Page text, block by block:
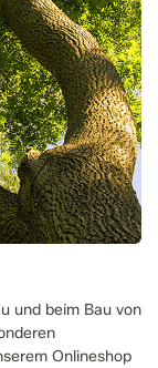
und beim Bau von
Onlineshop